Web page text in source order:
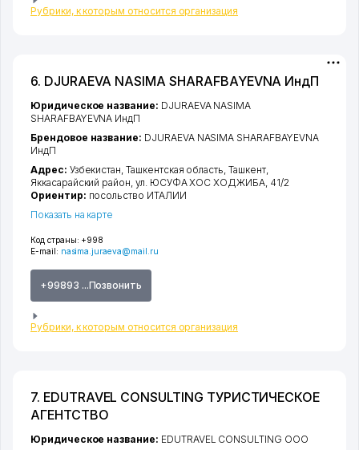
Рубрики, к которым относится организация
6. DJURAEVA NASIMA SHARAFBAYEVNA ИндП
Код страны: +998
E-mail: nasima.juraeva@mail.ru
+99893 ...Позвонить
Рубрики, к которым относится организация
Юридическое название: DJURAEVA NASIMA
SHARAFBAYEVNA ИндП
Брендовое название: DJURAEVA NASIMA SHARAFBAYEVNA
ИндП
Адрес: Узбекистан,Ташкентская область,Ташкент,
Яккасарайский район, ул. ЮСУФА ХОС ХОДЖИБА, 41/2
Ориентир: посольство ИТАЛИИ
Показать на карте
7. EDUTRAVEL CONSULTING ТУРИСТИЧЕСКОЕ
АГЕНТСТВО
Юридическое название: EDUTRAVEL CONSULTING ООО